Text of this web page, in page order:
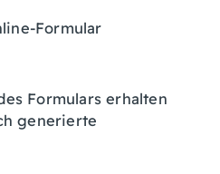
Formular
Formulars erhalten
generierte